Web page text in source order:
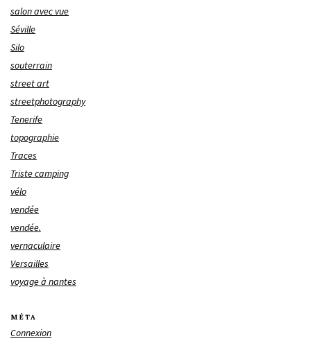
salon avec vue
Séville
Silo
souterrain
street art
streetphotography
Tenerife
topographie
Traces
Triste camping
vélo
vendée
vendée.
vernaculaire
Versailles
voyage à nantes
MÉTA
Connexion